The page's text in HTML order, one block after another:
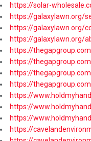
https://solar-
https://galaxylawn.org/
https://galaxylawn.org/
https://galaxylawn.org/
https://
https://
https://
https://
https://
https://
https://
https://